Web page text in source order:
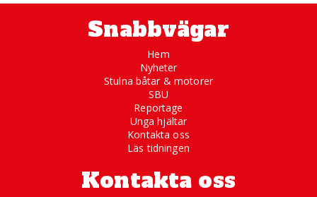
Snabbvägar
Hem
Nyheter
Stulna båtar & motorer
SBU
Reportage
Unga hjältar
Kontakta oss
Läs tidningen
Kontakta oss